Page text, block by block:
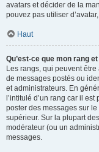
avatars et décider de la
pouvez pas utiliser
Haut
Qu’est-ce que mon rang
Les rangs, qui peuvent
de messages postés ou
et administrateurs. En
l’intitulé d’un rang car il
poster des messages sur
supérieur. Sur la plupart
modérateur (ou un
messages.